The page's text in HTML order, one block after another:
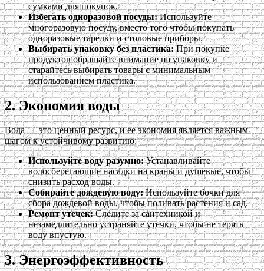
сумками для покупок.
Избегать одноразовой посуды:Используйте
многоразовую посуду, вместо того чтобы покупать
одноразовые тарелки и столовые приборы.
Выбирать упаковку без пластика:При покупке
продуктов обращайте внимание на упаковку и
старайтесь выбирать товары с минимальным
использованием пластика.
2. Экономия воды
Вода — это ценный ресурс, и ее экономия является важным
шагом к устойчивому развитию:
Используйте воду разумно:Устанавливайте
водосберегающие насадки на краны и душевые, чтобы
снизить расход воды.
Собирайте дождевую воду:Используйте бочки для
сбора дождевой воды, чтобы поливать растения и сад.
Ремонт утечек:Следите за сантехникой и
незамедлительно устраняйте утечки, чтобы не терять
воду впустую.
3. Энергоэффективность